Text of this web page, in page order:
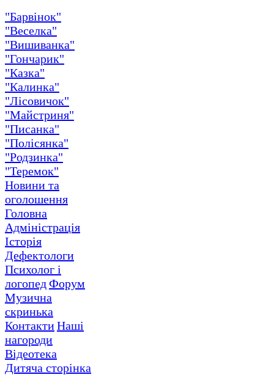
"Барвінок"
"Веселка"
"Вишиванка"
"Гончарик"
"Казка"
"Калинка"
"Лісовичок"
"Майстриня"
"Писанка"
"Полісянка"
"Родзинка"
"Теремок"
Новини та
оголошення
Головна
Адміністрація
Історія
Дефектологи
Психолог і
логопедФорум
Музична
скринька
КонтактиНаші
нагороди
Відеотека
Дитяча сторінка